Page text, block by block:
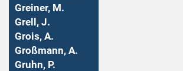
Greiner, M.
Grell, J.
Grois, A.
Großmann, A.
Gruhn, P.